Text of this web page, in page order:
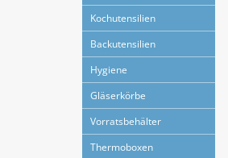
Kochutensilien
Backutensilien
Hygiene
Gläserkörbe
Vorratsbehälter
Thermoboxen